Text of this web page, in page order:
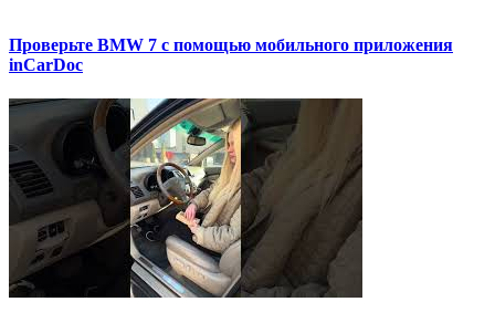
Проверьте BMW 7 с помощью мобильного приложения
inCarDoc